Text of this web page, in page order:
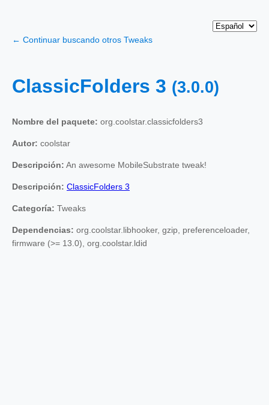
← Continuar buscando otros Tweaks
ClassicFolders 3 (3.0.0)
Nombre del paquete: org.coolstar.classicfolders3
Autor: coolstar
Descripción: An awesome MobileSubstrate tweak!
Descripción: ClassicFolders 3
Categoría: Tweaks
Dependencias: org.coolstar.libhooker, gzip, preferenceloader,
firmware (>= 13.0), org.coolstar.ldid